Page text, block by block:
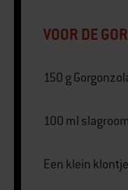
VOOR DE
150 g
100 ml slagroom
Een klein